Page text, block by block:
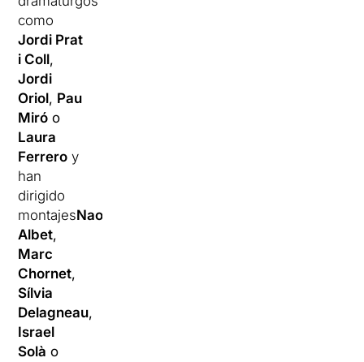
como
Jordi Prat
i Coll,
Jordi
Oriol, Pau
Miró o
Laura
Ferrero y
han
dirigido
montajesNao
Albet,
Marc
Chornet,
Sílvia
Delagneau,
Israel
Solà o